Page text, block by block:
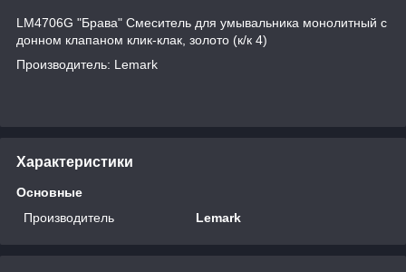
LM4706G "Брава" Смеситель для умывальника монолитный с
донном клапаном клик-клак, золото (к/к 4)
Производитель: Lemark
Характеристики
Основные
Производитель
Lemark